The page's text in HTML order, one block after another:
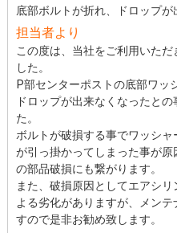
底部ボルトが折れ、ドロップ
担当者より
この度は、当社をご利用いた
した。
P部センターポストの底部ワッ
ドロップが出来なくなったと
た。
ボルトが破損する事でワッシ
が引っ掛かってしまった事が
の部品破損にも繋がります。
また、破損原因としてエアシ
よる劣化がありますが、メン
すので是非お勧め致します。